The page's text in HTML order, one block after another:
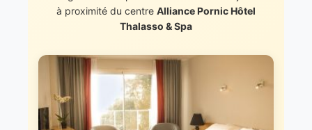
à proximité du centre Alliance Pornic Hôtel
Thalasso & Spa